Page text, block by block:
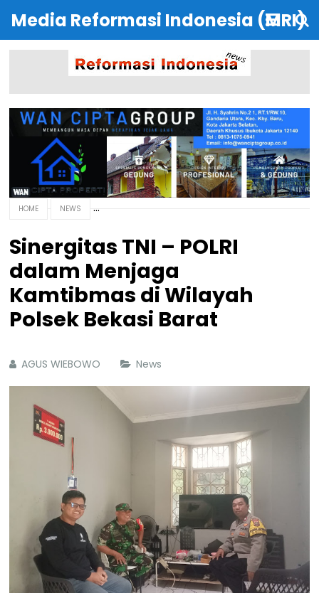
Media Reformasi Indonesia (MRI)
HOME NEWS
Sinergitas TNI – POLRI
dalam Menjaga
Kamtibmas di Wilayah
Polsek Bekasi Barat
AGUS WIEBOWO News